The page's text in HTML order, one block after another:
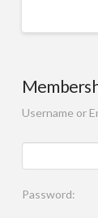
Username or
Password: